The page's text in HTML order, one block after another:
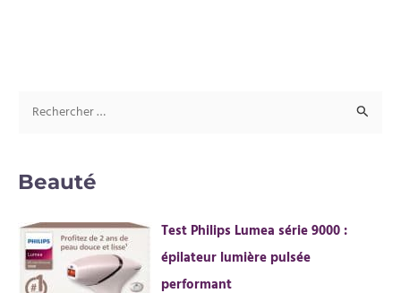
h
Beauté
Test Philips Lumea série 9000 :
épilateur lumière pulsée
performant